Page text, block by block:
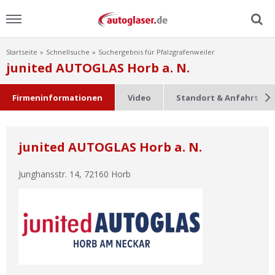
Menu
Home
Ratgeber
Scheibensuche
FAQ
Startseite Schnellsuche Suchergebnis für Pfalzgrafenweiler
junited AUTOGLAS Horb a. N.
Firmeninformationen Video Standort & Anfahrt
junited AUTOGLAS Horb a. N.
Junghansstr. 14, 72160 Horb